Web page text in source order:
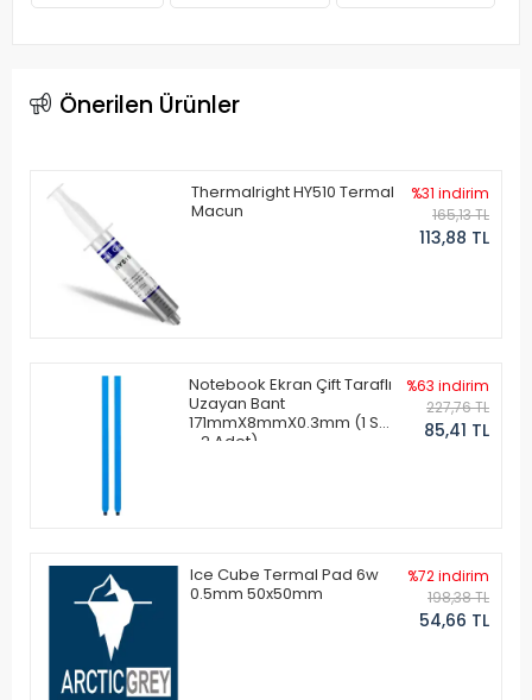
Önerilen Ürünler
Thermalright HY510 Termal
Macun
%31 indirim
165,13 TL
113,88 TL
Notebook Ekran Çift Taraflı
Uzayan Bant
171mmX8mmX0.3mm (1 Set
- 2 Adet)
%63 indirim
227,76 TL
85,41 TL
Ice Cube Termal Pad 6w
0.5mm 50x50mm
%72 indirim
198,38 TL
54,66 TL